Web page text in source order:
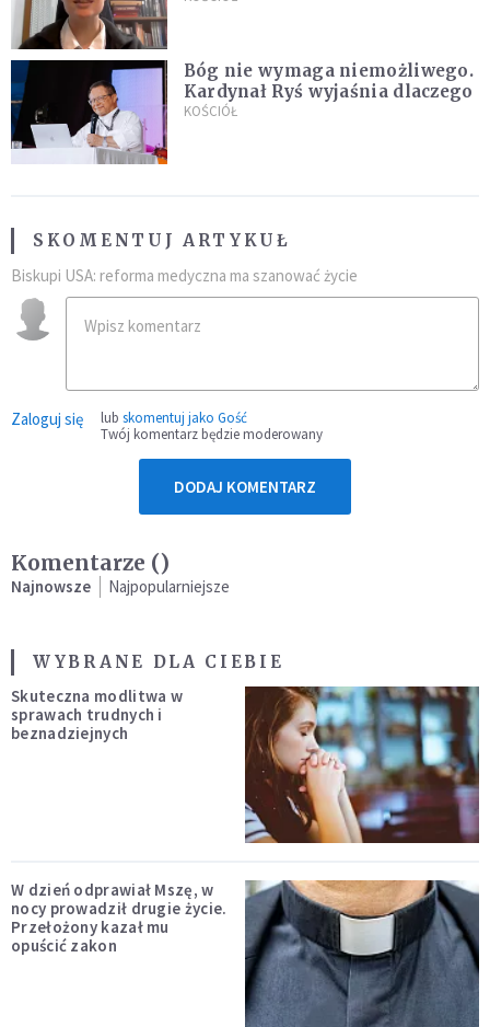
Bóg nie wymaga niemożliwego.
Kardynał Ryś wyjaśnia dlaczego
KOŚCIÓŁ
SKOMENTUJ ARTYKUŁ
Biskupi USA: reforma medyczna ma szanować życie
Zaloguj się lub skomentuj jako Gość
Twój komentarz będzie moderowany
DODAJ KOMENTARZ
Komentarze ()
Najnowsze Najpopularniejsze
WYBRANE DLA CIEBIE
Skuteczna modlitwa w
sprawach trudnych i
beznadziejnych
W dzień odprawiał Mszę, w
nocy prowadził drugie życie.
Przełożony kazał mu
opuścić zakon